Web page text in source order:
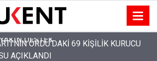
ORDU’DAKİ 69 KİŞİLİK KURUCU
AÇIKLANDI